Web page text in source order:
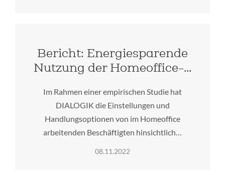
Bericht: Energiesparende
Nutzung der Homeoffice-…
Im Rahmen einer empirischen Studie hat
DIALOGIK die Einstellungen und
Handlungsoptionen von im Homeoffice
arbeitenden Beschäftigten hinsichtlich…
08.11.2022